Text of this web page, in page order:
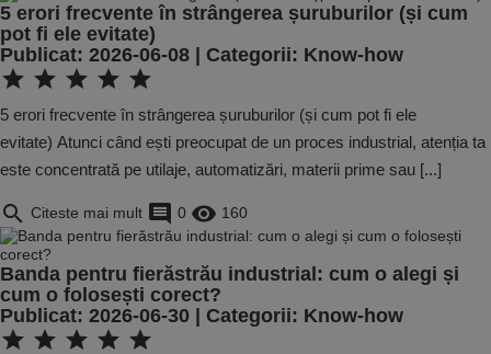
5 erori frecvente în strângerea șuruburilor (și cum
pot fi ele evitate)
Publicat: 2026-06-08 | Categorii: Know-how
star star star star star
5 erori frecvente în strângerea șuruburilor (și cum pot fi ele
evitate) Atunci când ești preocupat de un proces industrial, atenția ta
este concentrată pe utilaje, automatizări, materii prime sau [...]
search Citeste mai mult comment 0 remove_red_eye 160
Banda pentru fierăstrău industrial: cum o alegi și
cum o folosești corect?
Publicat: 2026-06-30 | Categorii: Know-how
star star star star star